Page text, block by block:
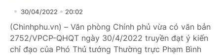
30/04/2022 20:02
(Chinhphu.vn) – Văn phòng Chính phủ vừa có văn bản
2752/VPCP-QHQT ngày 30/4/2022 truyền đạt ý kiến
chỉ đạo của Phó Thủ tướng Thường trực Phạm Bình